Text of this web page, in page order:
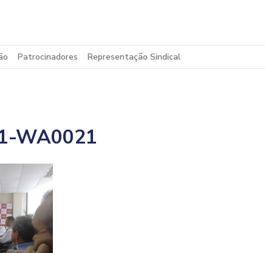
Patrocinadores Representação Sindical
WA0021